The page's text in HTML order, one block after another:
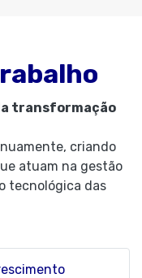
transformação
criando
atuam na gestão
tecnológica das